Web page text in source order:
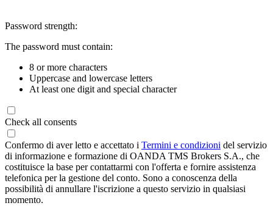
Password strength:
The password must contain:
8 or more characters
Uppercase and lowercase letters
At least one digit and special character
Check all consents
Confermo di aver letto e accettato i Termini e condizioni del servizio
di informazione e formazione di OANDA TMS Brokers S.A., che
costituisce la base per contattarmi con l'offerta e fornire assistenza
telefonica per la gestione del conto. Sono a conoscenza della
possibilità di annullare l'iscrizione a questo servizio in qualsiasi
momento.